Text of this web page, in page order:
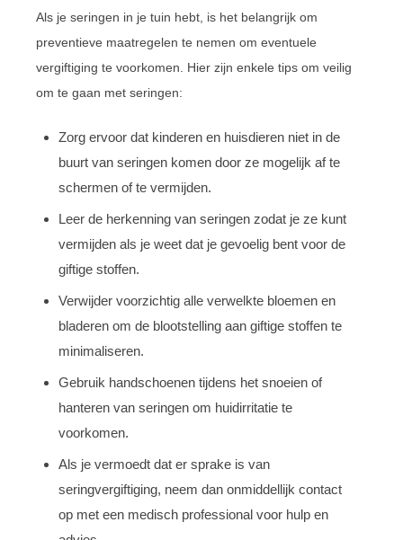
Als je seringen in je tuin hebt, is het belangrijk om
preventieve maatregelen te nemen om eventuele
vergiftiging te voorkomen. Hier zijn enkele tips om veilig
om te gaan met seringen:
Zorg ervoor dat kinderen en huisdieren niet in de
buurt van seringen komen door ze mogelijk af te
schermen of te vermijden.
Leer de herkenning van seringen zodat je ze kunt
vermijden als je weet dat je gevoelig bent voor de
giftige stoffen.
Verwijder voorzichtig alle verwelkte bloemen en
bladeren om de blootstelling aan giftige stoffen te
minimaliseren.
Gebruik handschoenen tijdens het snoeien of
hanteren van seringen om huidirritatie te
voorkomen.
Als je vermoedt dat er sprake is van
seringvergiftiging, neem dan onmiddellijk contact
op met een medisch professional voor hulp en